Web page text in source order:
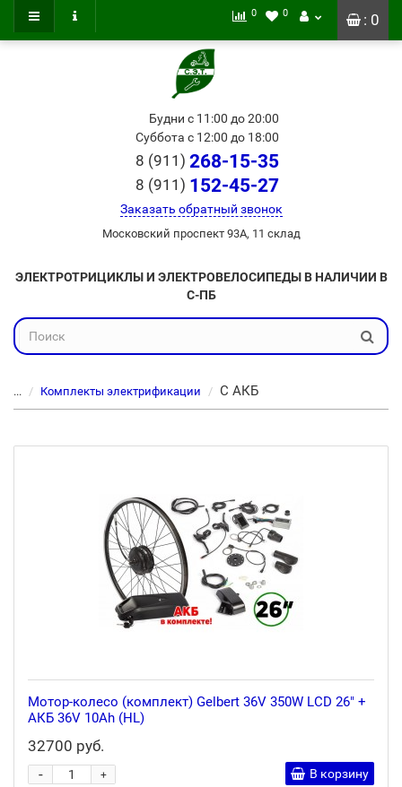
: 0
0 0
Будни с 11:00 до 20:00
Суббота с 12:00 до 18:00
8 (911) 268-15-35
8 (911) 152-45-27
Заказать обратный звонок
Московский проспект 93А, 11 склад
ЭЛЕКТРОТРИЦИКЛЫ И ЭЛЕКТРОВЕЛОСИПЕДЫ В НАЛИЧИИ В
С-ПБ
... Комплекты электрификации С АКБ
Мотор-колесо (комплект) Gelbert 36V 350W LCD 26" +
АКБ 36V 10Ah (HL)
32700 руб.
+
- В корзину